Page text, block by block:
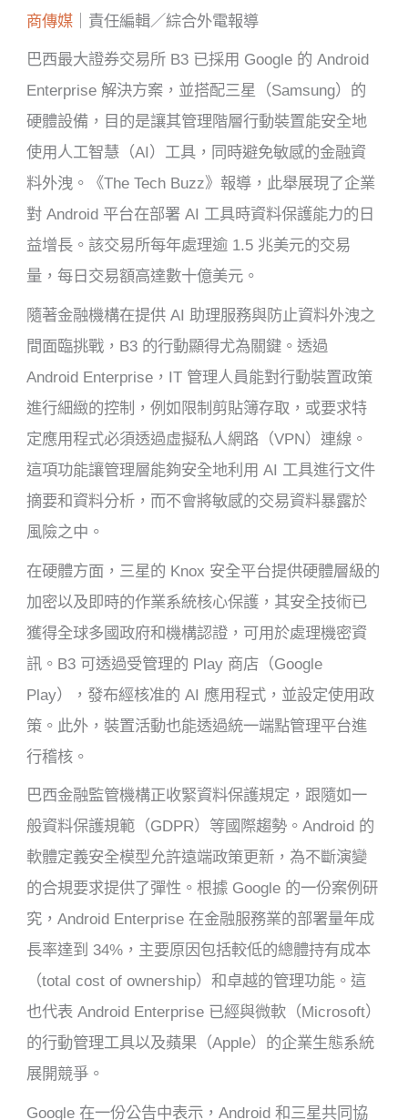
商傳媒 ｜責任編輯／綜合外電報導
巴西最大證券交易所 B3 已採用 Google 的 Android
Enterprise 解決方案，並搭配三星（Samsung）的
硬體設備，目的是讓其管理階層行動裝置能安全地
使用人工智慧（AI）工具，同時避免敏感的金融資
料外洩。《The Tech Buzz》報導，此舉展現了企業
對 Android 平台在部署 AI 工具時資料保護能力的日
益增長。該交易所每年處理逾 1.5 兆美元的交易
量，每日交易額高達數十億美元。
隨著金融機構在提供 AI 助理服務與防止資料外洩之
間面臨挑戰，B3 的行動顯得尤為關鍵。透過
Android Enterprise，IT 管理人員能對行動裝置政策
進行細緻的控制，例如限制剪貼簿存取，或要求特
定應用程式必須透過虛擬私人網路（VPN）連線。
這項功能讓管理層能夠安全地利用 AI 工具進行文件
摘要和資料分析，而不會將敏感的交易資料暴露於
風險之中。
在硬體方面，三星的 Knox 安全平台提供硬體層級的
加密以及即時的作業系統核心保護，其安全技術已
獲得全球多國政府和機構認證，可用於處理機密資
訊。B3 可透過受管理的 Play 商店（Google
Play），發布經核准的 AI 應用程式，並設定使用政
策。此外，裝置活動也能透過統一端點管理平台進
行稽核。
巴西金融監管機構正收緊資料保護規定，跟隨如一
般資料保護規範（GDPR）等國際趨勢。Android 的
軟體定義安全模型允許遠端政策更新，為不斷演變
的合規要求提供了彈性。根據 Google 的一份案例研
究，Android Enterprise 在金融服務業的部署量年成
長率達到 34%，主要原因包括較低的總體持有成本
（total cost of ownership）和卓越的管理功能。這
也代表 Android Enterprise 已經與微軟（Microsoft）
的行動管理工具以及蘋果（Apple）的企業生態系統
展開競爭。
Google 在一份公告中表示，Android 和三星共同協